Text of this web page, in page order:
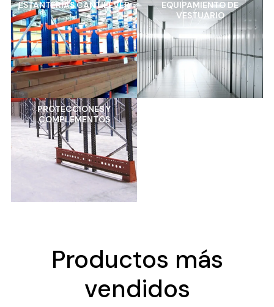
ESTANTERÍAS CANTILEVER
EQUIPAMIENTO DE
VESTUARIO
PROTECCIONES Y
COMPLEMENTOS
Productos más
vendidos